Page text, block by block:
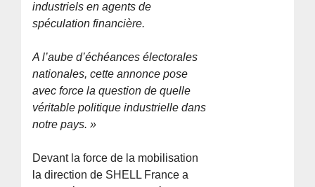
industriels en agents de
spéculation financière.
A l’aube d’échéances électorales
nationales, cette annonce pose
avec force la question de quelle
véritable politique industrielle dans
notre pays. »
Devant la force de la mobilisation
la direction de SHELL France a